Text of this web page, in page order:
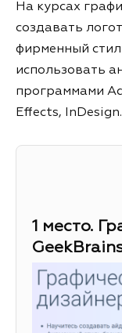
На курсах
создавать
фирменный
использовать
программами
Effects, InDesign.
1 место.